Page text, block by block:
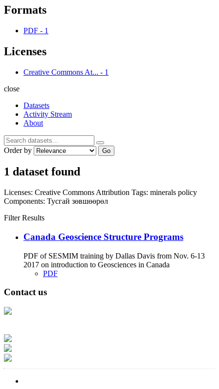
Formats
PDF - 1
Licenses
Creative Commons At... - 1
close
Datasets
Activity Stream
About
Order by Go
1 dataset found
Licenses: Creative Commons Attribution Tags: minerals policy
Components: Тусгай зөвшөөрөл
Filter Results
Canada Geoscience Structure Programs
PDF of SESMIM training by Dallas Davis from Nov. 6-13
2017 on introduction to Geosciences in Canada
PDF
Contact us